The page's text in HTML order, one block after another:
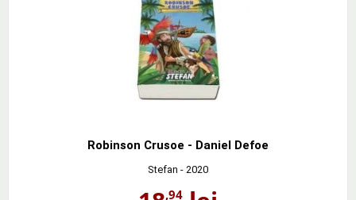
Robinson Crusoe - Daniel Defoe
Stefan - 2020
,94